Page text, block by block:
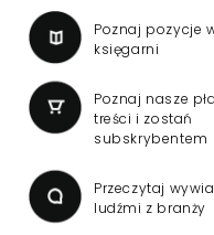
Poznaj pozycje
księgarni
Poznaj nasze
treści i zostań
subskrybentem
Przeczytaj
ludźmi z branży